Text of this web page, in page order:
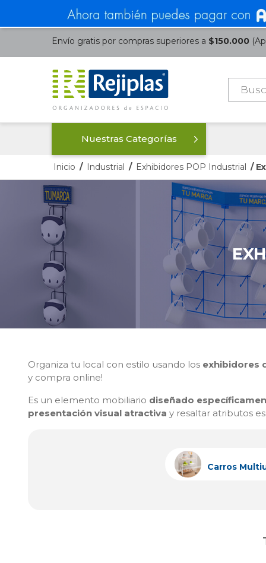
Envío gratis por compras superiores a $150.000
Nuestras Categorías
Inicio / Industrial / Exhibidores POP Industrial /
Organiza tu local con estilo usando los exhibidores
y compra online!
Es un elemento mobiliario diseñado
presentación visual atractiva y resaltar atributos
Carros